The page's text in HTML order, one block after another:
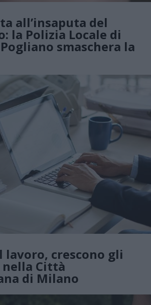
all’insaputa del
la Polizia Locale di
smaschera la
lavoro, crescono gli
Città
di Milano